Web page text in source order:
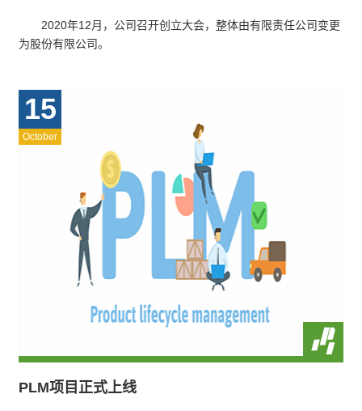
2020年12月，公司召开创立大会，整体由有限责任公司变更
为股份有限公司。
15
October
PLM项目正式上线